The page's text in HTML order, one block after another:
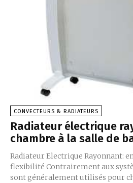
CONVECTEURS & RADIATEURS
Radiateur électrique
chambre à la salle de
Radiateur Electrique Rayonnant:
flexibilité Contrairement aux
sont généralement utilisés pour